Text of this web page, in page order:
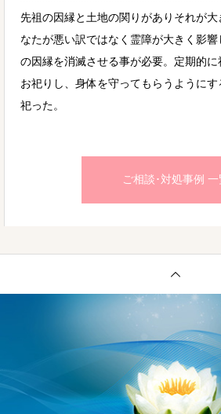
先祖の因縁と土地の関りがありそれが
なたが悪い訳ではなく霊障が大きく影響
の因縁を消滅させる事が必要。定期的
お祀りし、身体を守ってもらうように
祀った。
ご相談･対処事例 一